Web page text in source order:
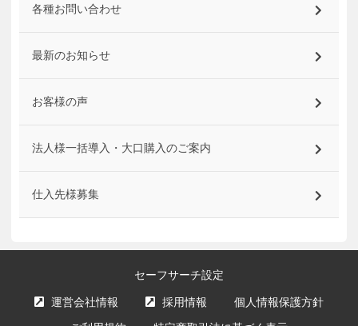
各種お問い合わせ
最新のお知らせ
お客様の声
法人様一括導入・大口購入のご案内
仕入先様募集
セーフサーチ設定
運営会社情報 採用情報 個人情報保護方針